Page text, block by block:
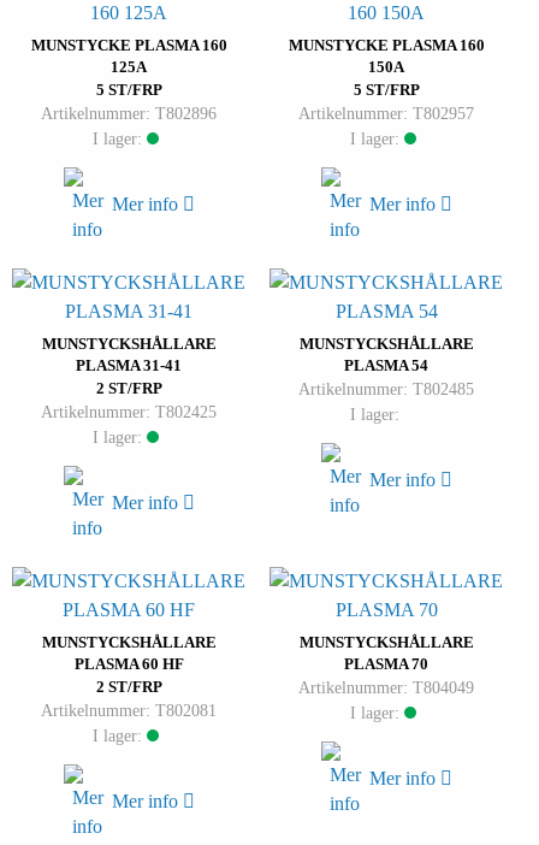
MUNSTYCKE PLASMA 160
125A
5 ST/FRP
Artikelnummer: T802896
I lager:
Mer info
MUNSTYCKE PLASMA 160
150A
5 ST/FRP
Artikelnummer: T802957
I lager:
Mer info
MUNSTYCKSHÅLLARE
PLASMA 31-41
2 ST/FRP
Artikelnummer: T802425
I lager:
Mer info
MUNSTYCKSHÅLLARE
PLASMA 54
Artikelnummer: T802485
I lager:
Mer info
MUNSTYCKSHÅLLARE
PLASMA 60 HF
2 ST/FRP
Artikelnummer: T802081
I lager:
Mer info
MUNSTYCKSHÅLLARE
PLASMA 70
Artikelnummer: T804049
I lager:
Mer info